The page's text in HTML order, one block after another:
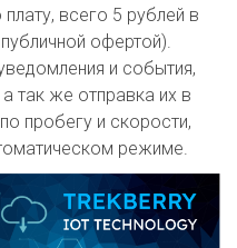
всего 5 рублей в
офертой).
и события,
так же отправка их в
пробегу и скорости,
режиме.